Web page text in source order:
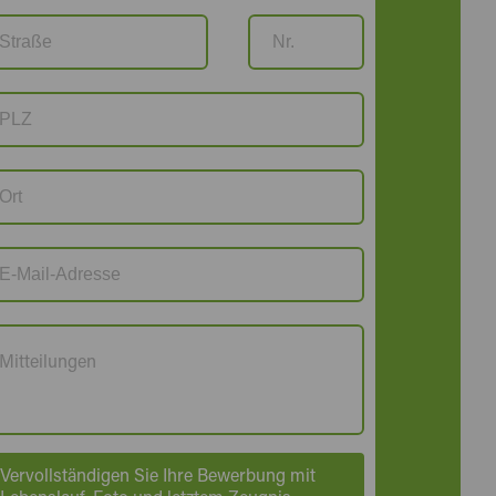
Vervollständigen Sie Ihre Bewerbung mit